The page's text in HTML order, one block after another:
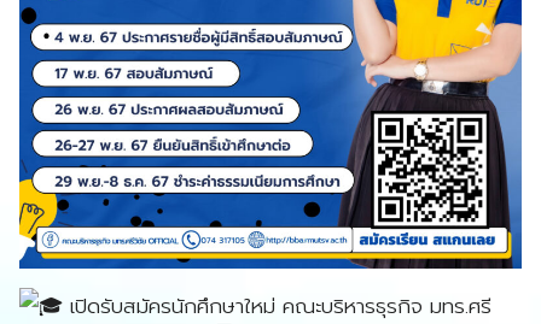
เปิดรับสมัครนักศึกษาใหม่ คณะบริหารธุรกิจ มทร.ศรี